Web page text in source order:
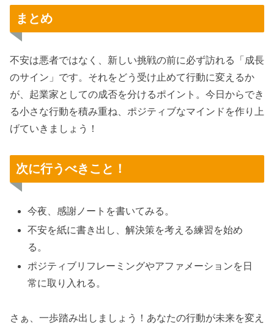
まとめ
不安は悪者ではなく、新しい挑戦の前に必ず訪れる「成長
のサイン」です。それをどう受け止めて行動に変えるか
が、起業家としての成否を分けるポイント。今日からでき
る小さな行動を積み重ね、ポジティブなマインドを作り上
げていきましょう！
次に行うべきこと！
今夜、感謝ノートを書いてみる。
不安を紙に書き出し、解決策を考える練習を始め
る。
ポジティブリフレーミングやアファメーションを日
常に取り入れる。
さぁ、一歩踏み出しましょう！あなたの行動が未来を変え